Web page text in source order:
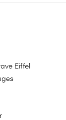
Eiffel